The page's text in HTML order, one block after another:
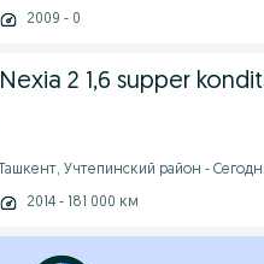
2009 - 0
Nexia 2 1,6 supper
Ташкент, Учтепинский район -
2014 - 181 000 км